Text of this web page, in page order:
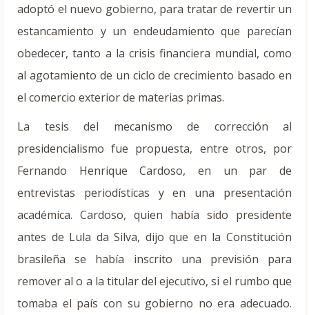
adoptó el nuevo gobierno, para tratar de revertir un
estancamiento y un endeudamiento que parecían
obedecer, tanto a la crisis financiera mundial, como
al agotamiento de un ciclo de crecimiento basado en
el comercio exterior de materias primas.
La tesis del mecanismo de corrección al
presidencialismo fue propuesta, entre otros, por
Fernando Henrique Cardoso, en un par de
entrevistas periodísticas y en una presentación
académica. Cardoso, quien había sido presidente
antes de Lula da Silva, dijo que en la Constitución
brasileña se había inscrito una previsión para
remover al o a la titular del ejecutivo, si el rumbo que
tomaba el país con su gobierno no era adecuado.